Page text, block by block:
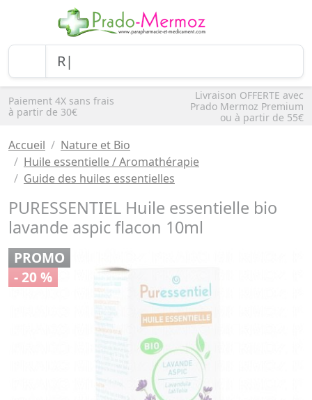
Paiement 4X sans frais
à partir de 30€
Livraison OFFERTE avec
Prado Mermoz Premium
ou à partir de 55€
Accueil
Nature et Bio
Huile essentielle / Aromathérapie
Guide des huiles essentielles
PURESSENTIEL Huile essentielle bio
lavande aspic flacon 10ml
PROMO
- 20 %